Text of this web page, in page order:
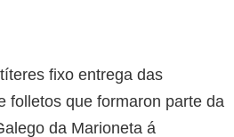
fixo entrega das
folletos que formaron parte da
da Marioneta á